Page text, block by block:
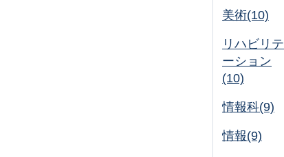
美術(10)
リハビリテ
ーション
(10)
情報科(9)
情報(9)